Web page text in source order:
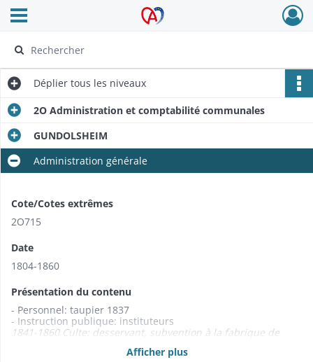
Archives Alsace - Colmar
Ouvrir le menu déroulant
Déplier tous les niveaux
2O Administration et comptabilité communales
GUNDOLSHEIM
Administration générale
Cote/Cotes extrêmes
2O715
Date
1804-1860
Présentation du contenu
- Personnel: taupier 1837
- Instruction publique: instituteurs
1841-1860 Culte: desservant, subvention à la fabrique de
- Aide aux indigents 1830-1856Afficher plus